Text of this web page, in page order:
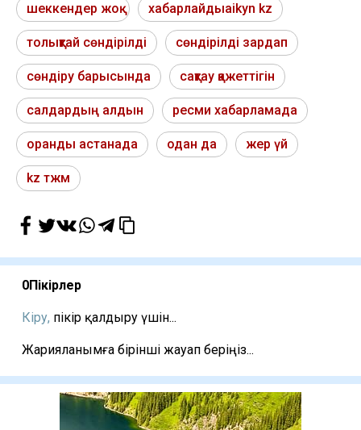
шеккендер жоқ хабарлайдыaikyn kz
толықтай сөндірілді сөндірілді зардап
сөндіру барысында сақтау қажеттігін
салдардың алдын ресми хабарламада
оранды астанада одан да жер үй
kz тжм
0Пікірлер
Кіру, пікір қалдыру үшін...
Жарияланымға бірінші жауап беріңіз...